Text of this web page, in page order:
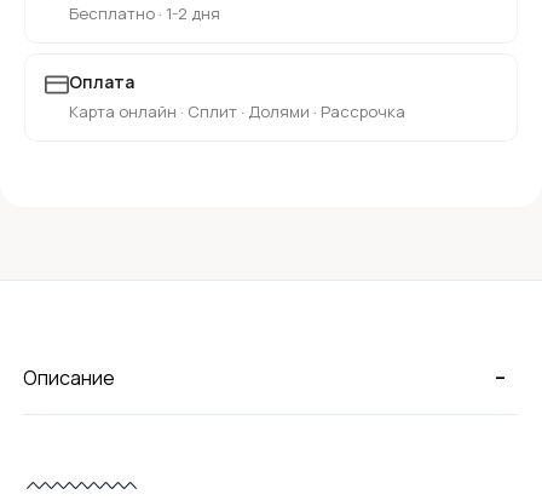
Бесплатно · 1-2 дня
Оплата
Карта онлайн · Сплит · Долями · Рассрочка
-
Описание